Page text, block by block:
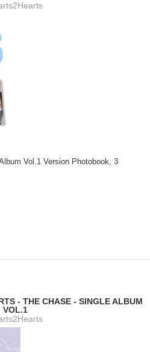
Vol.1 Version Photobook, 3
- THE CHASE - SINGLE ALBUM
VOL.1